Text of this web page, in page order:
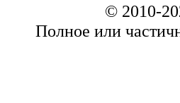
© 2010-
Полное или